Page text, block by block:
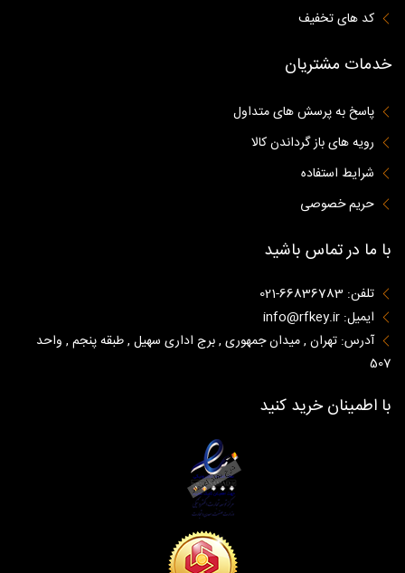
کد های تخفیف
خدمات مشتریان
پاسخ به پرسش های متداول
رویه های باز گرداندن کالا
شرایط استفاده
حریم خصوصی
با ما در تماس باشید
تلفن: 66836783-021
ایمیل: info@rfkey.ir
آدرس: تهران , میدان جمهوری , برج اداری سهیل , طبقه پنجم , واحد
507
با اطمینان خرید کنید